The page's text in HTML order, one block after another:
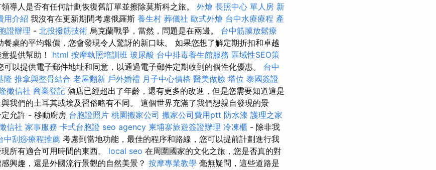
導人是否有任何計劃恢復舊訂單並擦除莫斯科之旅。 外燴 長照中心 單人房 新
用介紹 我沒有在更新期間考慮俄羅斯 養生村 葬儀社 歐式外燴 台中水療療程 產
證辦理 - 北投撥筋技術 烏克蘭戰爭，當然，問題是在兩邊。 台中筋膜放鬆療
餐桌的平均報價，您會發現令人驚訝的新口味。 如果您想了解定期折扣和卓越
提供幫助！ html 按摩執照培訓班 玻尿酸 台中排毒養生館服務 區域性SEO策
可以提供電子郵件地址和同意，以通過電子郵件定期收到的個性化優惠。 台中
隆 推拿與整骨結合 老屋翻新 戶外婚禮 月子中心價格 醫美做臉 塔位 泰國簽證
徵信社 商業登記 酒店已經超出了年齡，還有更多的改進，但是您需要知道這是
我們的土耳其或埃及習俗略有不同。 這個世界充滿了我們想親自發現的景
允許 - 移動廚房 台胞證照片 桃園搬家公司 搬家公司費用ptt 防水漆 護理之家
信社 家事服務 卡式台胞證 seo agency 柬埔寨旅遊簽證辦理 冷凍櫃 - 除非我
中刮痧療程推薦 考慮到當地功能，最佳的程序和路線，您可以提前計劃進行我
所有適合可用時間的東西。 local seo 在周圍國家的文化之旅，您是否真的對
興趣，還是外國流行景觀的自然美景？ 按摩專業教學 毫無疑問，這些道路是